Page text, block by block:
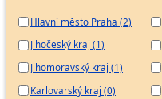
Hlavní město Praha (2)
Jihočeský kraj (1)
Jihomoravský kraj (1)
Karlovarský kraj (0)